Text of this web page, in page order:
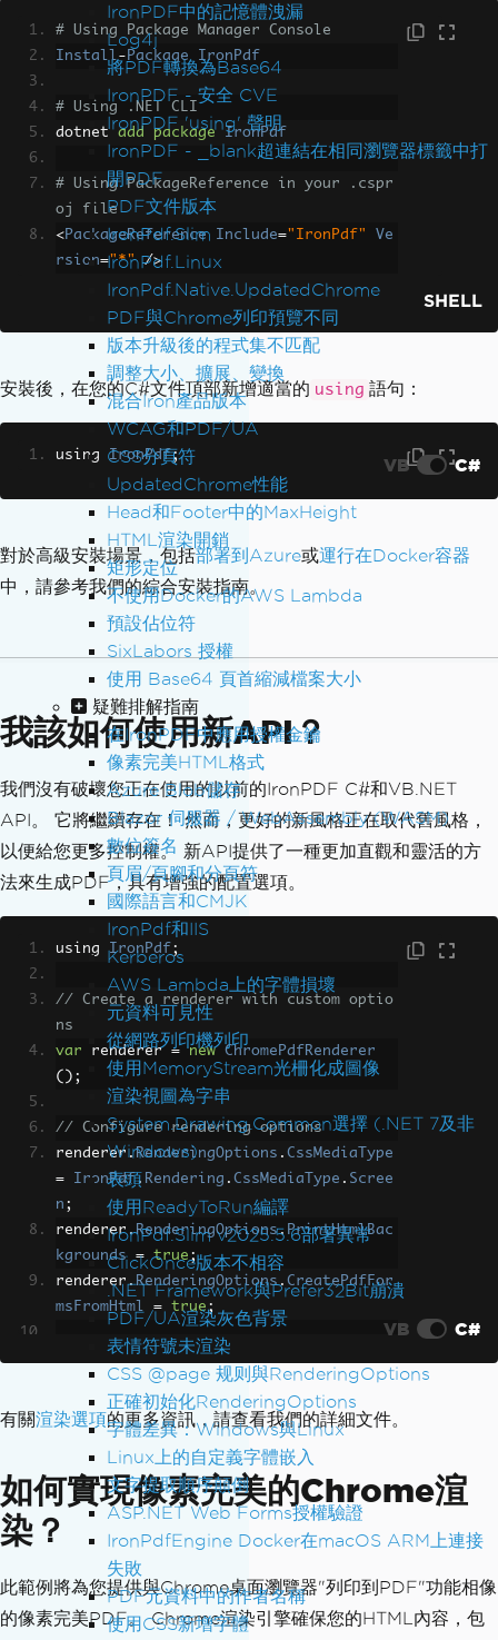
IronPDF中的記憶體洩漏
Log4j
將PDF轉換為Base64
IronPDF - 安全 CVE
IronPDF 'using' 聲明
IronPDF - _blank超連結在相同瀏覽器標籤中打
開PDF
PDF文件版本
IronPdf.Slim
IronPdf.Linux
IronPdf.Native.UpdatedChrome
PDF與Chrome列印預覽不同
版本升級後的程式集不匹配
調整大小、擴展、變換
混合Iron產品版本
WCAG和PDF/UA
CSS分頁符
UpdatedChrome性能
Head和Footer中的MaxHeight
HTML渲染開銷
矩形定位
不使用Docker的AWS Lambda
預設佔位符
SixLabors 授權
使用 Base64 頁首縮減檔案大小
疑難排解指南
在IronPDF中應用授權金鑰
像素完美HTML格式
Azure Blob儲存
Blazor 伺服器 / WebAssembly (WASM)
數位簽名
頁眉/頁腳和分頁符
國際語言和CMJK
IronPdf和IIS
Kerberos
AWS Lambda上的字體損壞
元資料可見性
從網路列印機列印
使用MemoryStream光柵化成圖像
渲染視圖為字串
System.Drawing.Common選擇 (.NET 7及非
Windows)
表頭
使用ReadyToRun編譯
IronPdf.Slim v2025.5.6部署異常
ClickOnce版本不相容
.NET Framework與Prefer32Bit崩潰
PDF/UA渲染灰色背景
表情符號未渲染
CSS @page 规则與RenderingOptions
正確初始化RenderingOptions
字體差異：Windows與Linux
Linux上的自定義字體嵌入
文字提取順序顛倒
ASP.NET Web Forms授權驗證
IronPdfEngine Docker在macOS ARM上連接
失敗
PDF元資料中的作者名稱
使用CSS新增字體
# Using Package Manager Console
Install- Package IronPdf
# Using .NET CLI
dotnet add package IronPdf
# Using PackageReference in your .cspr
oj file
<PackageReference Include="IronPdf"
Ve
rsion="*" />
SHELL
安裝後，在您的C#文件頂部新增適當的 using 語句：
using IronPdf; VB C#
對於高級安裝場景，包括部署到Azure或運行在Docker容器
中，請參考我們的綜合安裝指南。
我該如何使用新API？
我們沒有破壞您正在使用的以前的IronPDF C#和VB.NET
API。 它將繼續存在！ 然而，更好的新風格正在取代舊風格，
以便給您更多控制權。 新API提供了一種更加直觀和靈活的方
法來生成PDF，具有增強的配置選項。
using IronPdf ;
// Create a renderer with custom optio
ns
var renderer = new
ChromePdfRenderer
();
// Configure rendering options
renderer .RenderingOptions . CssMediaType
=
IronPdf. Rendering . CssMediaType . Scree
n ;
renderer.RenderingOptions. PrintHtmlBac
kgrounds
= true ;
renderer.RenderingOptions. CreatePdfFor
msFromHtml
= true;
// Set paper size and margins
renderer.RenderingOptions .PaperSize
=
IronPdf.Rendering.PdfPaperSize.A4;
renderer.RenderingOptions.MarginTop
renderer.RenderingOptions.MarginBottom
25;
renderer.RenderingOptions.MarginLeft
=
renderer.RenderingOptions.MarginRight
=
20;
VB C#
有關渲染選項的更多資訊，請查看我們的詳細文件。
如何實現像素完美的Chrome渲
染？
此範例將為您提供與Chrome桌面瀏覽器"列印到PDF"功能相像
的像素完美PDF。 Chrome渲染引擎確保您的HTML內容，包